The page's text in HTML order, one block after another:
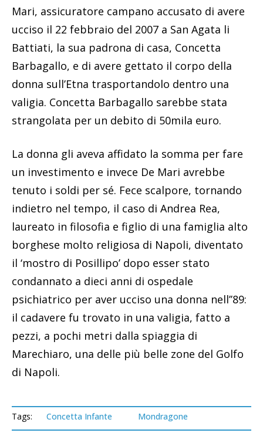
Mari, assicuratore campano accusato di avere
ucciso il 22 febbraio del 2007 a San Agata li
Battiati, la sua padrona di casa, Concetta
Barbagallo, e di avere gettato il corpo della
donna sull’Etna trasportandolo dentro una
valigia. Concetta Barbagallo sarebbe stata
strangolata per un debito di 50mila euro.
La donna gli aveva affidato la somma per fare
un investimento e invece De Mari avrebbe
tenuto i soldi per sé. Fece scalpore, tornando
indietro nel tempo, il caso di Andrea Rea,
laureato in filosofia e figlio di una famiglia alto
borghese molto religiosa di Napoli, diventato
il ‘mostro di Posillipo’ dopo esser stato
condannato a dieci anni di ospedale
psichiatrico per aver ucciso una donna nell’’89:
il cadavere fu trovato in una valigia, fatto a
pezzi, a pochi metri dalla spiaggia di
Marechiaro, una delle più belle zone del Golfo
di Napoli.
Tags: Concetta Infante Mondragone